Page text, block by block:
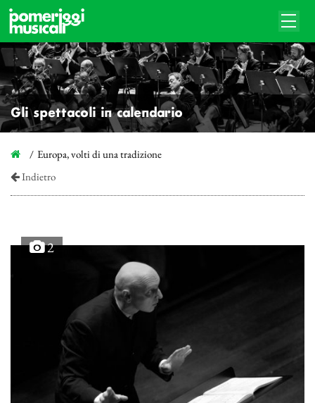
Gli spettacoli in calendario
Europa, volti di una tradizione
Indietro
2